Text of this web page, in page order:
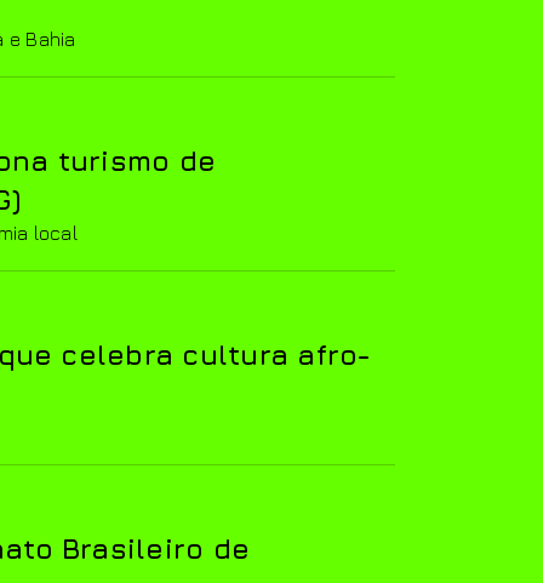
e Bahia
turismo de
local
celebra cultura afro-
Brasileiro de